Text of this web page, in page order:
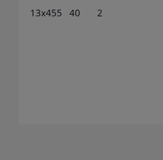
13x455 40 2